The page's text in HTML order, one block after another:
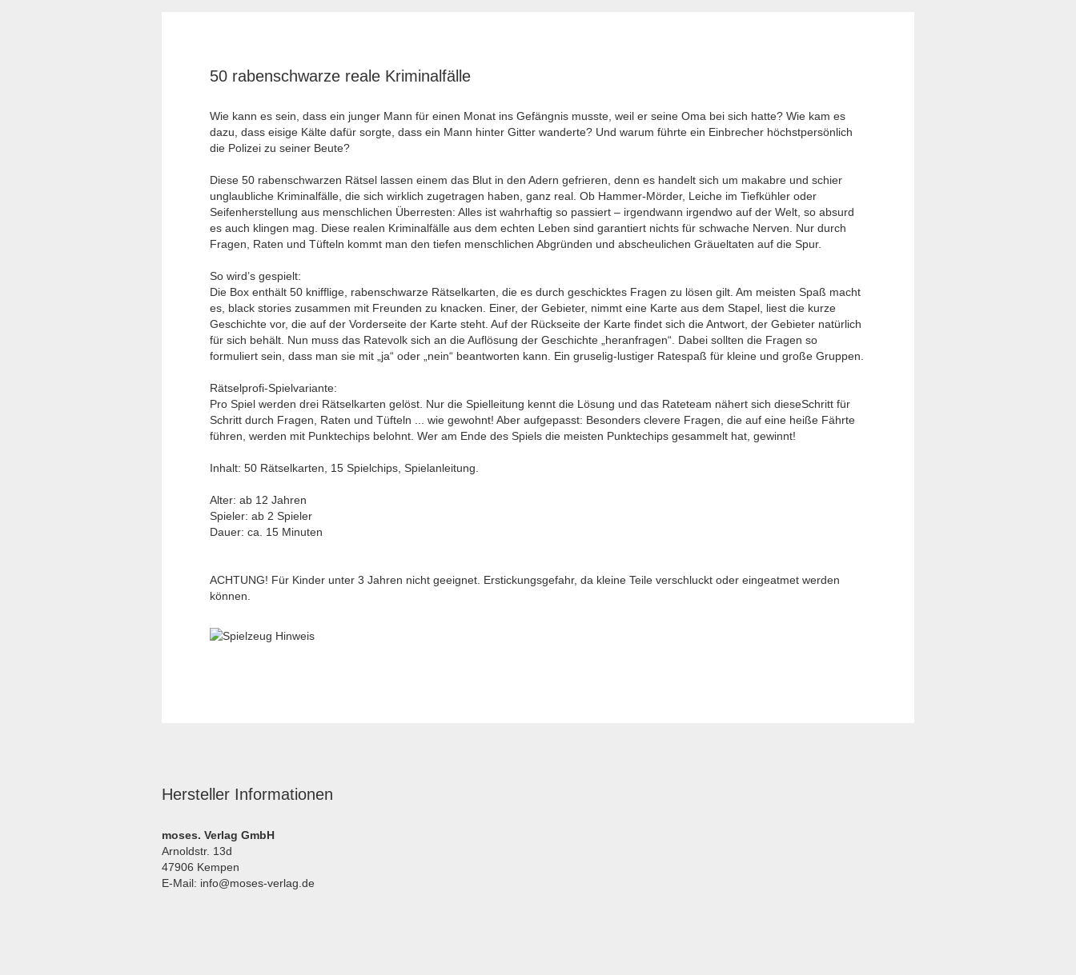
50 rabenschwarze reale Kriminalfälle
Wie kann es sein, dass ein junger Mann für einen Monat ins Gefängnis musste, weil er seine Oma bei sich hatte? Wie kam es
dazu, dass eisige Kälte dafür sorgte, dass ein Mann hinter Gitter wanderte? Und warum führte ein Einbrecher höchstpersönlich
die Polizei zu seiner Beute?
Diese 50 rabenschwarzen Rätsel lassen einem das Blut in den Adern gefrieren, denn es handelt sich um makabre und schier
unglaubliche Kriminalfälle, die sich wirklich zugetragen haben, ganz real. Ob Hammer-Mörder, Leiche im Tiefkühler oder
Seifenherstellung aus menschlichen Überresten: Alles ist wahrhaftig so passiert – irgendwann irgendwo auf der Welt, so absurd
es auch klingen mag. Diese realen Kriminalfälle aus dem echten Leben sind garantiert nichts für schwache Nerven. Nur durch
Fragen, Raten und Tüfteln kommt man den tiefen menschlichen Abgründen und abscheulichen Gräueltaten auf die Spur.
So wird’s gespielt:
Die Box enthält 50 knifflige, rabenschwarze Rätselkarten, die es durch geschicktes Fragen zu lösen gilt. Am meisten Spaß macht
es, black stories zusammen mit Freunden zu knacken. Einer, der Gebieter, nimmt eine Karte aus dem Stapel, liest die kurze
Geschichte vor, die auf der Vorderseite der Karte steht. Auf der Rückseite der Karte findet sich die Antwort, der Gebieter natürlich
für sich behält. Nun muss das Ratevolk sich an die Auflösung der Geschichte „heranfragen“. Dabei sollten die Fragen so
formuliert sein, dass man sie mit „ja“ oder „nein“ beantworten kann. Ein gruselig-lustiger Ratespaß für kleine und große Gruppen.
Rätselprofi-Spielvariante:
Pro Spiel werden drei Rätselkarten gelöst. Nur die Spielleitung kennt die Lösung und das Rateteam nähert sich dieseSchritt für
Schritt durch Fragen, Raten und Tüfteln ... wie gewohnt! Aber aufgepasst: Besonders clevere Fragen, die auf eine heiße Fährte
führen, werden mit Punktechips belohnt. Wer am Ende des Spiels die meisten Punktechips gesammelt hat, gewinnt!
Inhalt: 50 Rätselkarten, 15 Spielchips, Spielanleitung.
Alter: ab 12 Jahren
Spieler: ab 2 Spieler
Dauer: ca. 15 Minuten
ACHTUNG! Für Kinder unter 3 Jahren nicht geeignet. Erstickungsgefahr, da kleine Teile verschluckt oder eingeatmet werden
können.
Hersteller Informationen
moses. Verlag GmbH
Arnoldstr. 13d
47906 Kempen
E-Mail: info@moses-verlag.de